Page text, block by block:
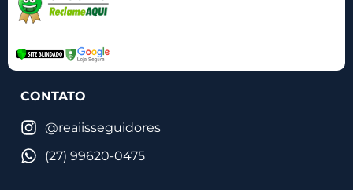
CONTATO
@reaiisseguidores
(27) 99620-0475